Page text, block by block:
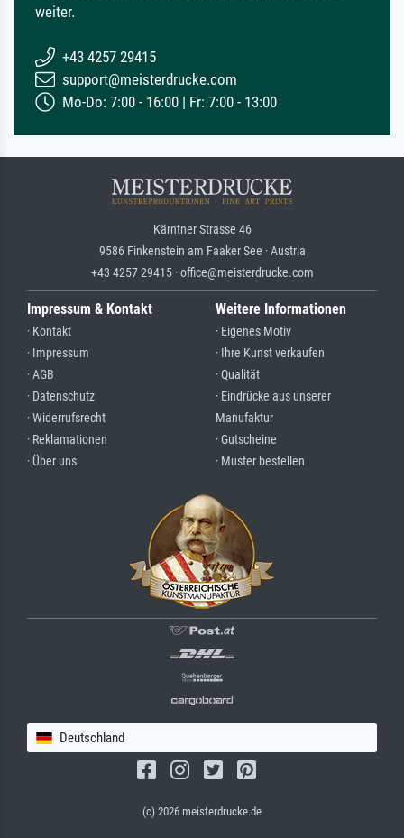
weiter.
+43 4257 29415
support@meisterdrucke.com
Mo-Do: 7:00 - 16:00 | Fr: 7:00 - 13:00
Kärntner Strasse 46
9586 Finkenstein am Faaker See · Austria
+43 4257 29415 · office@meisterdrucke.com
Impressum & Kontakt
· Kontakt
· Impressum
· AGB
· Datenschutz
· Widerrufsrecht
· Reklamationen
· Über uns
Weitere Informationen
· Eigenes Motiv
· Ihre Kunst verkaufen
· Qualität
· Eindrücke aus unserer
Manufaktur
· Gutscheine
· Muster bestellen
Deutschland
(c) 2026 meisterdrucke.de